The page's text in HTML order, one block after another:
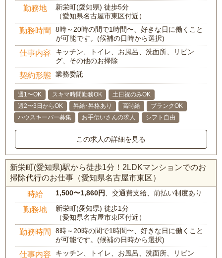
勤務地
新栄町(愛知県) 徒歩5分
（愛知県名古屋市東区付近）
勤務時間
8時～20時の間で1時間〜、好きな日に働くこと
が可能です。(候補の日時から選択)
仕事内容
キッチン、トイレ、お風呂、洗面所、リビン
グ、その他のお掃除
契約形態 業務委託
週1〜OK スキマ時間勤務OK
土日祝のみOK
週2〜3日からOK
昇給･昇格あり 高時給
ブランクOK
ハウスキーパー募集
お手伝いさんの求人 シフト自由
この求人の詳細を見る
新栄町(愛知県)駅から徒歩1分！2LDKマンションでのお
掃除代行のお仕事（愛知県名古屋市東区）
時給 1,500〜1,860円 、交通費支給、前払い制度あり
勤務地
新栄町(愛知県) 徒歩1分
（愛知県名古屋市東区付近）
勤務時間
8時～20時の間で1時間〜、好きな日に働くこと
が可能です。(候補の日時から選択)
仕事内容
キッチン、トイレ、お風呂、洗面所、リビン